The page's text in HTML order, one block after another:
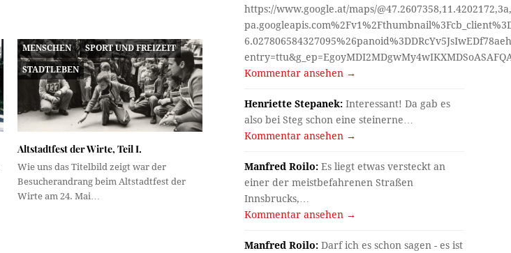
MENSCHEN SPORT UND FREIZEIT
STADTLEBEN
Altstadtfest der Wirte, Teil I.
Wie uns das Titelbild zeigt war der
Besucherandrang beim Altstadtfest der
Wirte am 24. Mai…
https://www.google.at/maps/
Kommentar ansehen →
Henriette Stepanek: Interessant! Da gab es
also bei Steg schon eine steinerne…
Kommentar ansehen →
Manfred Roilo: Es liegt etwas versteckt an
einer der meistbefahrenen Straßen
Innsbrucks,…
Kommentar ansehen →
Manfred Roilo: Darf ich es schon sagen - es ist